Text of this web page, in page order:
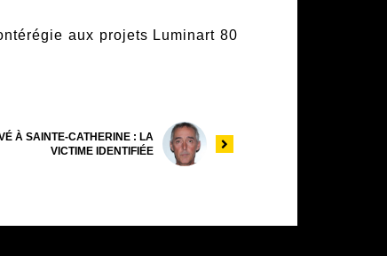
aux projets Luminart 80
À SAINTE-CATHERINE : LA
VICTIME IDENTIFIÉE